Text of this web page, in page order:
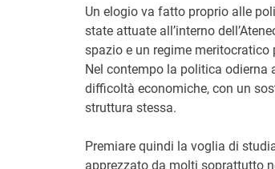
Un elogio va fatto proprio alle
state attuate all’interno
spazio e un regime
Nel contempo la politica odierna
difficoltà economiche, con un
struttura stessa.
Premiare quindi la voglia di
apprezzato da molti soprattutto